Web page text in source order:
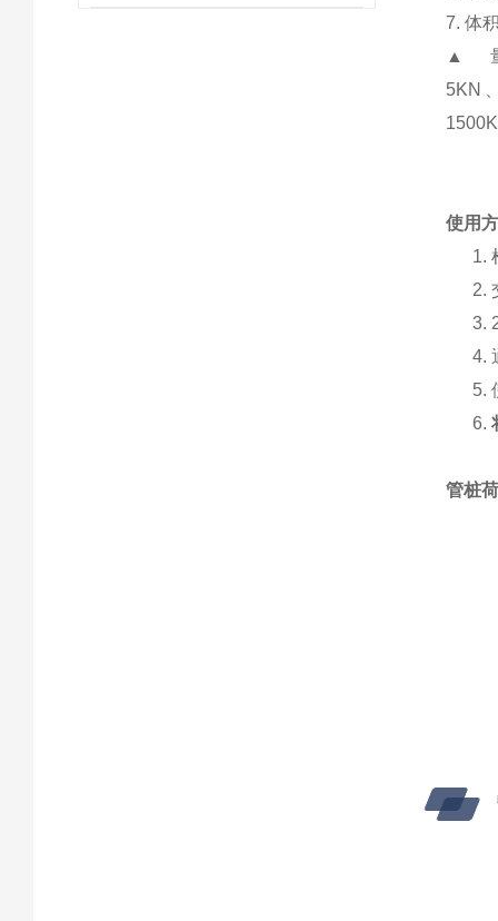
7. 体
▲ 量
5KN
使用
1.
2.
3.
4.
5.
6.
管桩